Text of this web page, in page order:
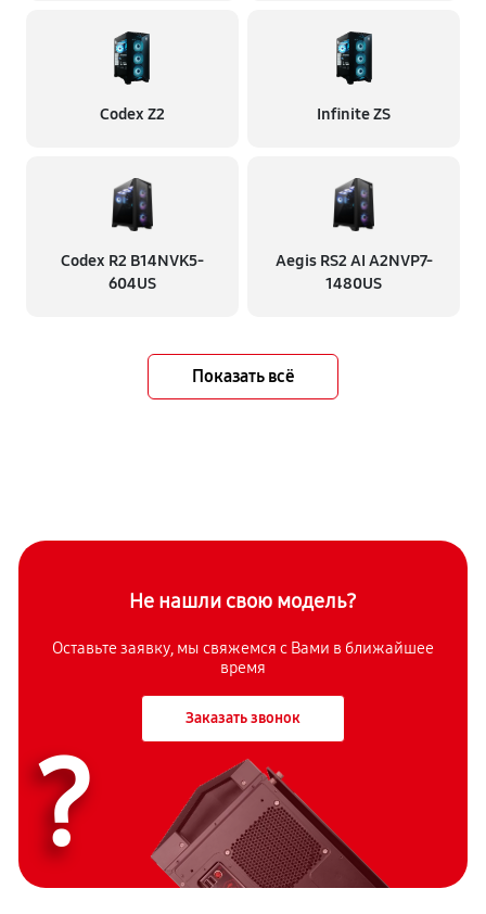
Codex Z2 Infinite ZS
Codex R2 B14NVK5-
604US
Aegis RS2 AI A2NVP7-
1480US
Показать всё
Не нашли свою модель?
Оставьте заявку, мы свяжемся с Вами в ближайшее
время
Заказать звонок
?